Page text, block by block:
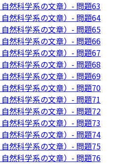
然科学系の文章）- 問題63
然科学系の文章）- 問題64
然科学系の文章）- 問題65
然科学系の文章）- 問題66
然科学系の文章）- 問題67
然科学系の文章）- 問題68
然科学系の文章）- 問題69
然科学系の文章）- 問題70
然科学系の文章）- 問題71
然科学系の文章）- 問題72
然科学系の文章）- 問題73
然科学系の文章）- 問題74
然科学系の文章）- 問題75
然科学系の文章）- 問題76